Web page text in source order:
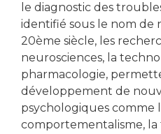
le diagnostic des
identifié sous le nom de
20ème siècle, les
neurosciences, la
pharmacologie,
développement de
psychologiques comme
comportementalisme, la